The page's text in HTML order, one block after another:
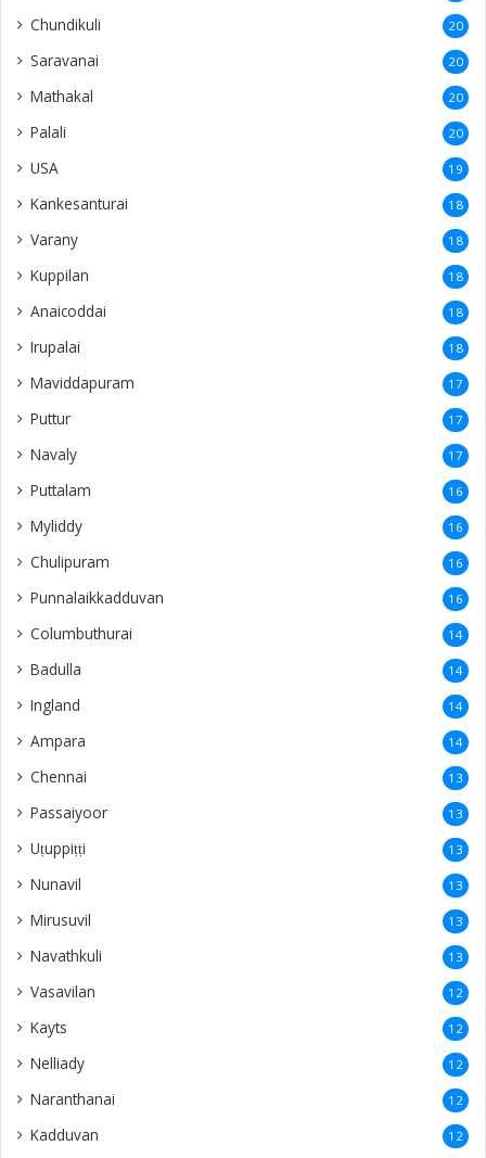
Chundikuli 20
Saravanai 20
Mathakal 20
Palali 20
USA 19
Kankesanturai 18
Varany 18
Kuppilan 18
Anaicoddai 18
Irupalai 18
Maviddapuram 17
Puttur 17
Navaly 17
Puttalam 16
Myliddy 16
Chulipuram 16
Punnalaikkadduvan 16
Columbuthurai 14
Badulla 14
Ingland 14
Ampara 14
Chennai 13
Passaiyoor 13
Uṭuppiṭṭi 13
Nunavil 13
Mirusuvil 13
Navathkuli 13
Vasavilan 12
Kayts 12
Nelliady 12
Naranthanai 12
Kadduvan 12